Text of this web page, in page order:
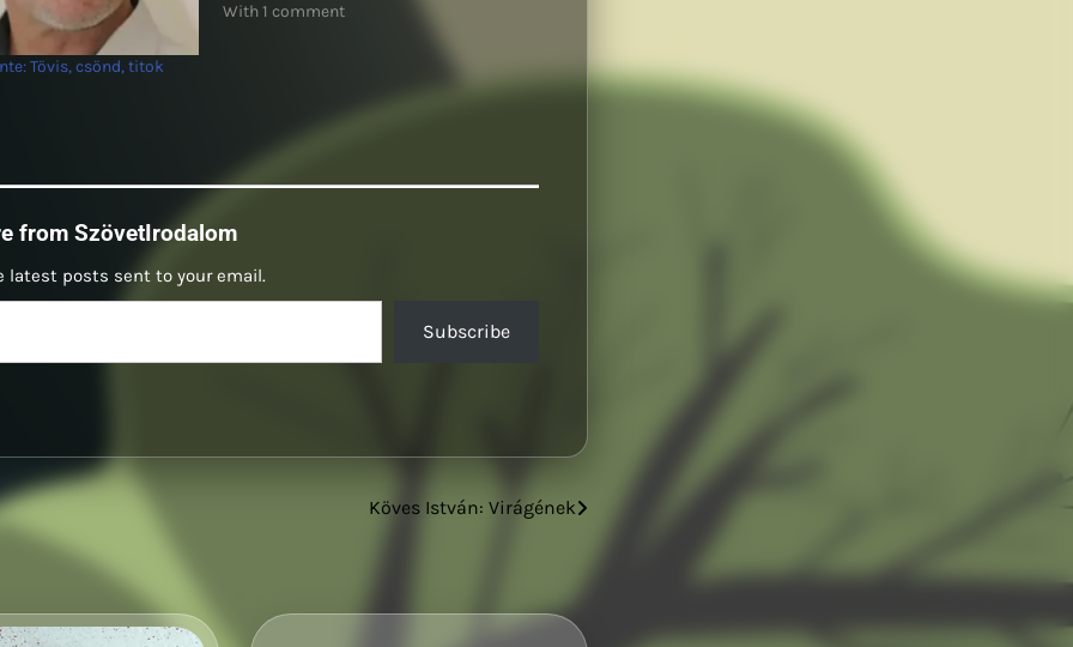
Tövis, csönd, titok
With 1 comment
from SzövetIrodalom
latest posts sent to your email.
Subscribe
Köves István: Virágének